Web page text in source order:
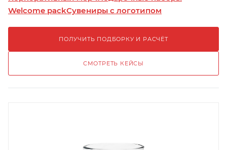
Welcome packСувениры с логотипом
ПОЛУЧИТЬ ПОДБОРКУ И РАСЧЁТ
СМОТРЕТЬ КЕЙСЫ